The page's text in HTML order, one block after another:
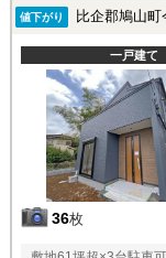
値下がり 比企郡鳩山
一戸建て
36枚